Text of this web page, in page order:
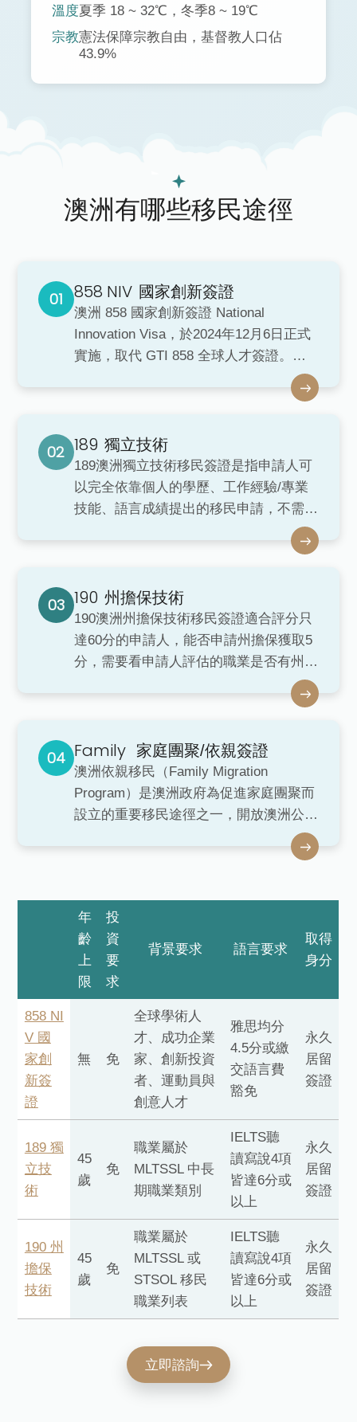
溫度夏季 18 ~ 32℃，冬季8 ~ 19℃
宗教憲法保障宗教自由，基督教人口佔
43.9%​
澳洲有哪些移民途徑
858 NIV 國家創新簽證
澳洲 858 國家創新簽證 National
Innovation Visa，於2024年12月6日正式
實施，取代 GTI 858 全球人才簽證。國
家創新簽證 NIV 是澳洲新推出一步到位
直拿澳洲PR永居的新項目，為吸引世界
於創造就業機會並推動澳洲經濟關鍵領域
的生產力成長。
189 獨立技術
189澳洲獨立技術移民簽證是指申請人可
以完全依靠個人的學歷、工作經驗/專業
技能、語言成績提出的移民申請，不需要
任何擔保，評分達65分以上，可直接申請
190 州擔保技術
190澳洲州擔保技術移民簽證適合評分只
達60分的申請人，能否申請州擔保獲取5
分，需要看申請人評估的職業是否有州擔
保，是否符合該州政府擔保的其他要求
申請人發放申請簽證的邀請。 州擔保的
政策與可擔保職業由各州政府自定，需要
的職業也和各州的發展密切相關。
Family 家庭團聚/依親簽證
澳洲依親移民（Family Migration
Program）是澳洲政府為促進家庭團聚而
設立的重要移民途徑之一，開放澳洲公
民、澳洲永久居民及符合資格的紐西蘭公
民，擔保其直系或特定家庭成員來澳洲居
洲生活、工作，並逐步融入澳洲社會，適
合有長期家庭與生活規劃的申請人。
年
齡
上
限
投
資
要
求
背景要求 語言要求
取得
身分
858 NI
V 國
家創
新簽
證
無 免
全球學術人
才、成功企業
家、創新投資
者、運動員與
創意人才
雅思均分
4.5分或繳
交語言費
豁免
永久
居留
簽證
189 獨
立技
術
45
歲
免
職業屬於
MLTSSL 中長
期職業類別
IELTS聽
讀寫說4項
皆達6分或
以上
永久
居留
簽證
190 州
擔保
技術
45
歲
免
職業屬於
MLTSSL 或
STSOL 移民
職業列表
IELTS聽
讀寫說4項
皆達6分或
以上
永久
居留
簽證
立即諮詢